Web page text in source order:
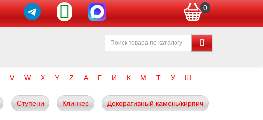
0
V W X Y Z А Г И К М Т У Ш
Ступени Клинкер Декоративный камень/кирпич